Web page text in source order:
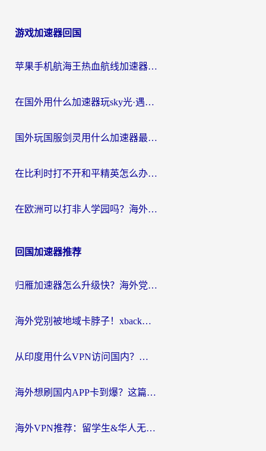
游戏加速器回国
苹果手机航海王热血航线加速器从哪开启？海外玩家国服畅玩全攻略
在国外用什么加速器玩sky光·遇？海外玩家国服畅玩终极指南（附魔兽世界狂暴传奇解决方案）
国外玩国服剑灵用什么加速器最好？2026海外玩家亲测指南（附魔兽世界怀旧服精灵之境加速技巧）
在比利时打不开和平精英怎么办？留学生亲测有效的国服游戏加速方案
在欧洲可以打非人学园吗？海外党国服游戏不卡顿的终极指南
回国加速器推荐
归雁加速器怎么升级快？海外党无缝访问国内资源的全攻略（附免费VPN推荐Dcard热门款）
海外党别被地域卡脖子！xback回国加速器选择全攻略，轻松刷剧玩国服
从印度用什么VPN访问国内？海外党亲测的无缝回国上网指南
海外想刷国内APP卡到爆？这篇海外访问国内服务器加速指南帮你解决所有问题
海外VPN推荐：留学生&华人无缝访问国内资源的避坑指南